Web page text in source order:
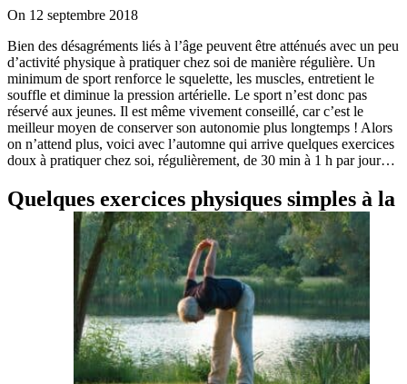
On 12 septembre 2018
Bien des désagréments liés à l’âge peuvent être atténués avec un peu
d’activité physique à pratiquer chez soi de manière régulière. Un
minimum de sport renforce le squelette, les muscles, entretient le
souffle et diminue la pression artérielle. Le sport n’est donc pas
réservé aux jeunes. Il est même vivement conseillé, car c’est le
meilleur moyen de conserver son autonomie plus longtemps ! Alors
on n’attend plus, voici avec l’automne qui arrive quelques exercices
doux à pratiquer chez soi, régulièrement, de 30 min à 1 h par jour…
Quelques exercices physiques simples à la